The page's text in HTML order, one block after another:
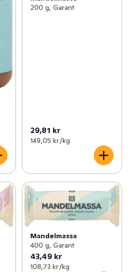
200 g, Garant
29,81 kr
149,05 kr /kg
Mandelmassa
400 g, Garant
43,49 kr
108,73 kr /kg